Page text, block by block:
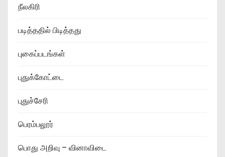
நீலகிரி
படித்ததில் பிடித்தது
புகைப்படங்கள்
புதுக்கோட்டை
புதுச்சேரி
பெரம்பலூர்
பொது அறிவு – வினாவிடை